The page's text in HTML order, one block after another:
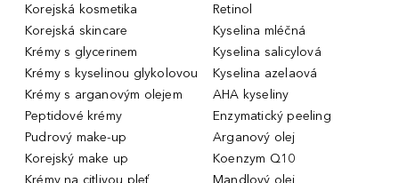
Korejská kosmetika
Korejská skincare
Krémy s glycerinem
Krémy s kyselinou glykolovou
Krémy s arganovým olejem
Peptidové krémy
Pudrový make-up
Korejský make up
Krémy na citlivou pleť
Retinol
Kyselina mléčná
Kyselina salicylová
Kyselina azelaová
AHA kyseliny
Enzymatický peeling
Arganový olej
Koenzym Q10
Mandlový olej